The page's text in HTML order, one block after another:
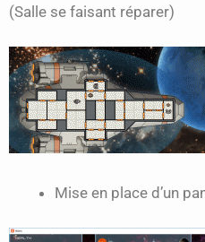
(Salle se faisant réparer)
Mise en place d’un